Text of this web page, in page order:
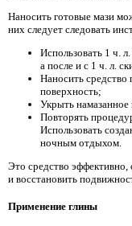
Наносить готовые мази
них следует следовать
Использовать 1 ч.
а после и с 1 ч. л.
Наносить
поверхность;
Укрыть намазанное
Повторять
Использовать
ночным отдыхом.
Это средство эффективно,
и восстановить
Применение глины